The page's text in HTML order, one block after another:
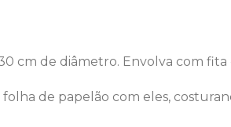
cm de diâmetro. Envolva com fita
de papelão com eles,